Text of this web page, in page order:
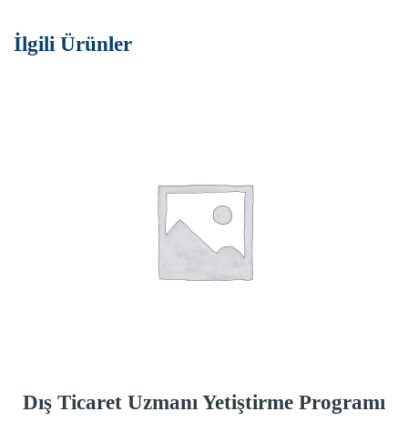
İlgili Ürünler
Dış Ticaret Uzmanı Yetiştirme Programı